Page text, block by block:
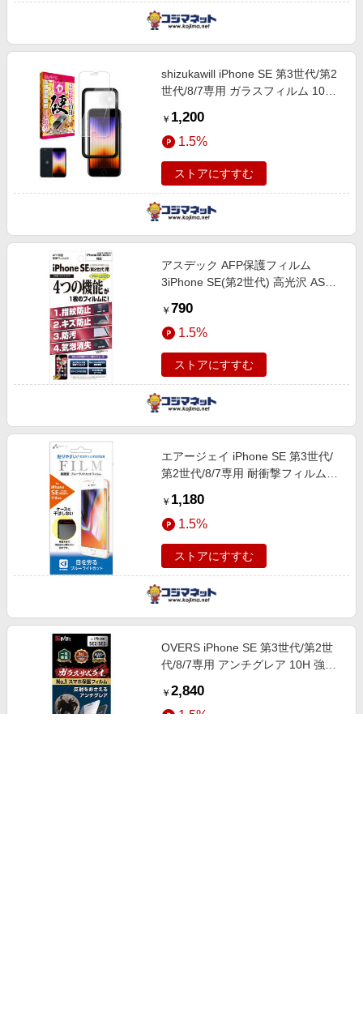
shizukawill iPhone SE 第3世代/第2
世代/8/7専用 ガラスフィルム 10H
￥ 1,200
1.5%
ストアにすすむ
アスデック AFP保護フィルム
3iPhone SE(第2世代) 高光沢 ASH-
￥ 790
1.5%
ストアにすすむ
エアージェイ iPhone SE 第3世代/
第2世代/8/7専用 耐衝撃フィルムブ
￥ 1,180
1.5%
ストアにすすむ
OVERS iPhone SE 第3世代/第2世
代/8/7専用 アンチグレア 10H 強化
ガラスザムライ GZIPSE01AG1
￥ 2,840
1.5%